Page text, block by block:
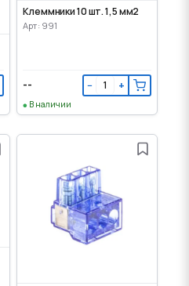
Клеммники 10 шт. 1,5 мм2
Арт: 991
-- − +
В наличии